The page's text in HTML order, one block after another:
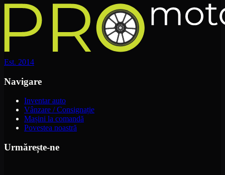
Est. 2014
Navigare
Inventar auto
Vânzare / Consignație
Mașini la comandă
Povestea noastră
Urmărește-ne